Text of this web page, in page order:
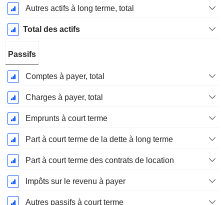
Autres actifs à long terme, total
Total des actifs
Passifs
Comptes à payer, total
Charges à payer, total
Emprunts à court terme
Part à court terme de la dette à long terme
Part à court terme des contrats de location
Impôts sur le revenu à payer
Autres passifs à court terme